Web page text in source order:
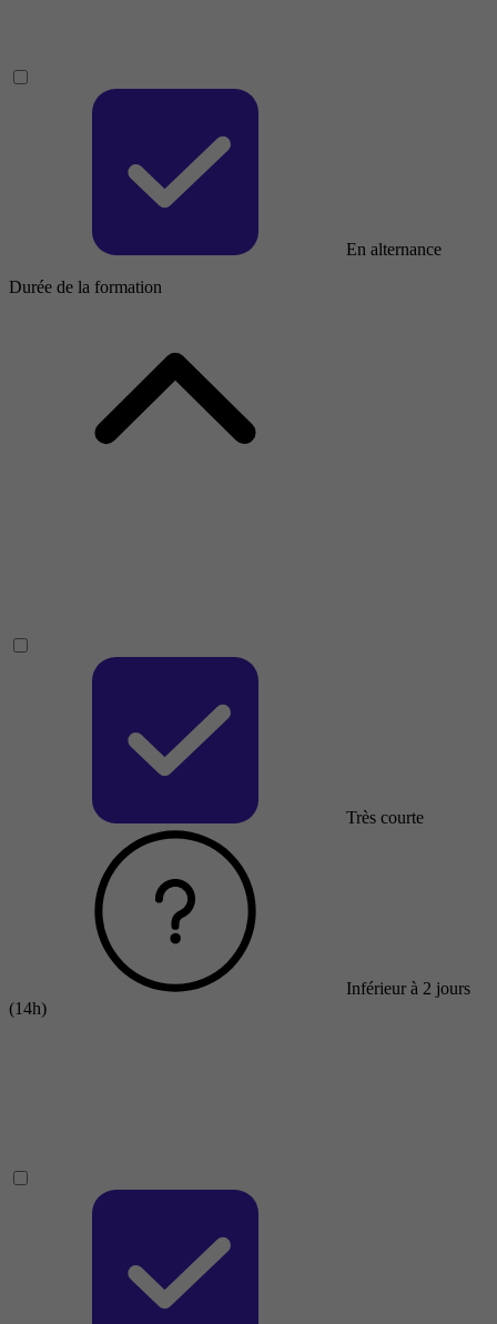
En alternance
Durée de la formation
Très courte
Inférieur à 2 jours
(14h)